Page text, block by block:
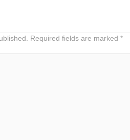
Required fields are marked *